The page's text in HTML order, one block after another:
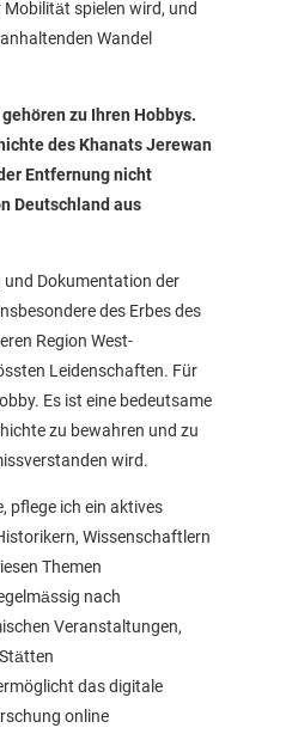
spielen wird, und
Wandel
zu Ihren Hobbys.
des Khanats Jerewan
Entfernung nicht
Deutschland aus
Dokumentation der
des Erbes des
Region West-
Leidenschaften. Für
Es ist eine bedeutsame
zu bewahren und zu
wird.
pflege ich ein aktives
Wissenschaftlern
Themen
nach
Veranstaltungen,
das digitale
online